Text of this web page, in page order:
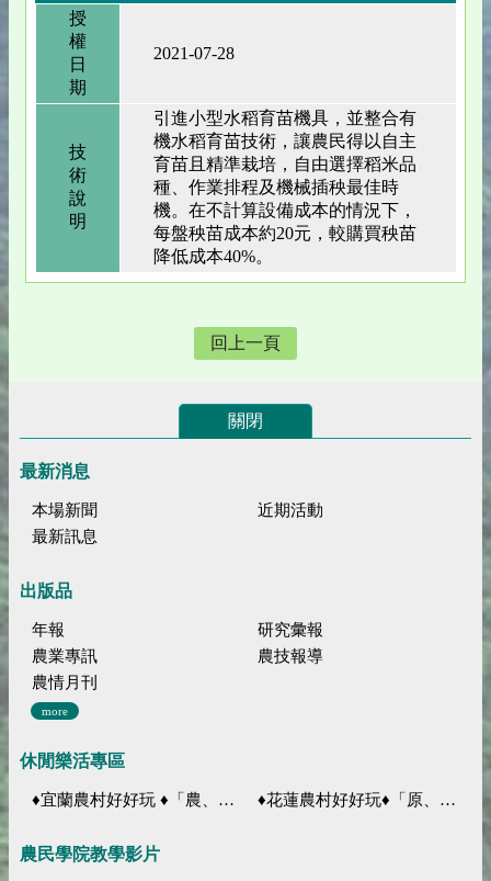
授
權
日
期
2021-07-28
技
術
說
明
引進小型水稻育苗機具，並整合有
機水稻育苗技術，讓農民得以自主
育苗且精準栽培，自由選擇稻米品
種、作業排程及機械插秧最佳時
機。在不計算設備成本的情況下，
每盤秧苗成本約20元，較購買秧苗
降低成本40%。
回上一頁
關閉
最新消息
本場新聞
近期活動
最新訊息
出版品
年報
研究彙報
農業專訊
農技報導
農情月刊
more
休閒樂活專區
♦宜蘭農村好好玩 ♦「農、藝、山、水」四條遊程推薦 ♦花蓮農村好好玩♦「原、生、慢、活」四條遊程推薦
農民學院教學影片